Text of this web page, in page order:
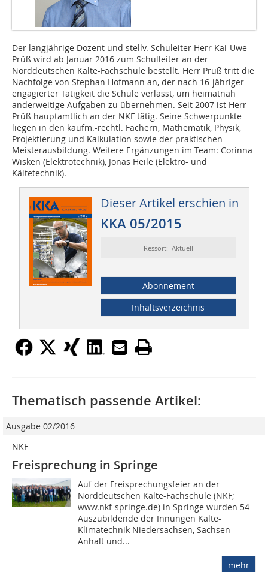
Der langjährige Dozent und stellv. Schuleiter Herr Kai-Uwe
Prüß wird ab Januar 2016 zum Schulleiter an der
Norddeutschen Kälte-Fachschule bestellt. Herr Prüß tritt die
Nachfolge von Stephan Hofmann an, der nach 16-jähriger
engagierter Tätigkeit die Schule verlässt, um heimatnah
anderweitige Aufgaben zu übernehmen. Seit 2007 ist Herr
Prüß hauptamtlich an der NKF tätig. Seine Schwerpunkte
liegen in den kaufm.-rechtl. Fächern, Mathematik, Physik,
Projektierung und Kalkulation sowie der praktischen
Meisterausbildung. Weitere Ergänzungen im Team: Corinna
Wisken (Elektrotechnik), Jonas Heile (Elektro- und
Kältetechnik).
Dieser Artikel erschien in
KKA 05/2015
Ressort: Aktuell
Abonnement
Inhaltsverzeichnis
Thematisch passende Artikel:
Ausgabe 02/2016
NKF
Freisprechung in Springe
Auf der Freisprechungsfeier an der
Norddeutschen Kälte-Fachschule (NKF;
www.nkf-springe.de) in Springe wurden 54
Auszubildende der Innungen Kälte-
Klimatechnik Niedersachsen, Sachsen-
Anhalt und...
mehr